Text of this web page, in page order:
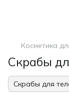
Косметика
Скрабы
Скрабы для